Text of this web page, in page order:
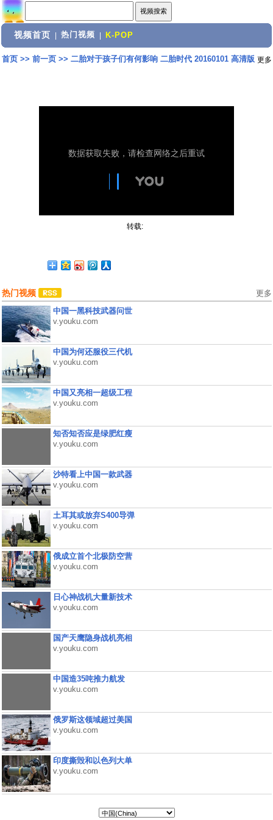
视频首页 热门视频 K-POP
首页>> 前一页>> 二胎对于孩子们有何影响 二胎时代 20160101 高清版 更多
转载:
热门视频 更多
中国一黑科技武器问世
v.youku.com
中国为何还服役三代机
v.youku.com
中国又亮相一超级工程
v.youku.com
知否知否应是绿肥红瘦
v.youku.com
沙特看上中国一款武器
v.youku.com
土耳其或放弃S400导弹
v.youku.com
俄成立首个北极防空营
v.youku.com
日心神战机大量新技术
v.youku.com
国产天鹰隐身战机亮相
v.youku.com
中国造35吨推力航发
v.youku.com
俄罗斯这领域超过美国
v.youku.com
印度撕毁和以色列大单
v.youku.com